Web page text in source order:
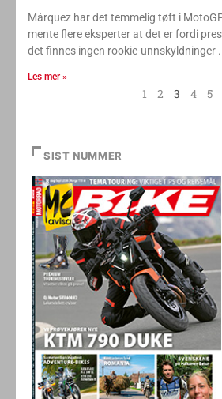
Márquez har det temmelig tøft i
mente flere eksperter at det er fordi
det finnes ingen rookie-unnskyldninger
Les mer »
1 2 3 4 5
SIST NUMMER